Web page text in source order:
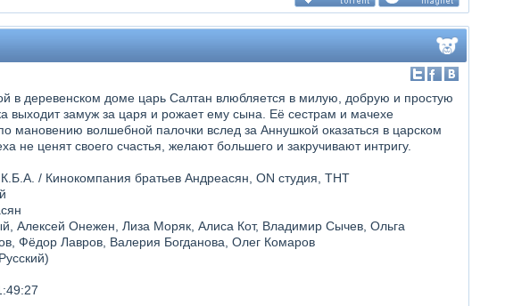
в деревенском доме царь Салтан влюбляется в милую, добрую и простую
выходит замуж за царя и рожает ему сына. Её сестрам и мачехе
мановению волшебной палочки вслед за Аннушкой оказаться в царском
не ценят своего счастья, желают большего и закручивают интригу.
/ Кинокомпания братьев Андреасян, ON студия, ТНТ
Алексей Онежен, Лиза Моряк, Алиса Кот, Владимир Сычев, Ольга
Фёдор Лавров, Валерия Богданова, Олег Комаров